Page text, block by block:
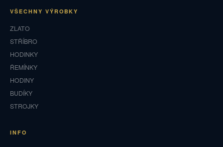
VŠECHNY VÝROBKY
ZLATO
STŘÍBRO
HODINKY
ŘEMÍNKY
HODINY
BUDÍKY
STROJKY
INFO